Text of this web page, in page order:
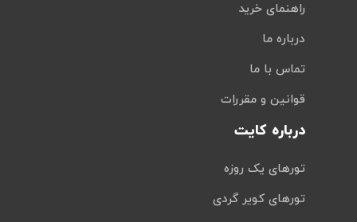
راهنمای خرید
درباره ما
تماس با ما
قوانین و مقررات
درباره کایت
تورهای یک روزه
تورهای کویر گردی